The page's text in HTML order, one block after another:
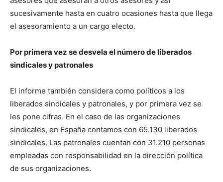
sucesivamente hasta en cuatro ocasiones hasta que llega
el asesoramiento a un cargo electo.
Por primera vez se desvela el número de liberados
sindicales y patronales
El informe también considera como políticos a los
liberados sindicales y patronales, y por primera vez se
les pone cifras. En el caso de las organizaciones
sindicales, en España contamos con 65.130 liberados
sindicales. Las patronales cuentan con 31.210 personas
empleadas con responsabilidad en la dirección política
de sus organizaciones.